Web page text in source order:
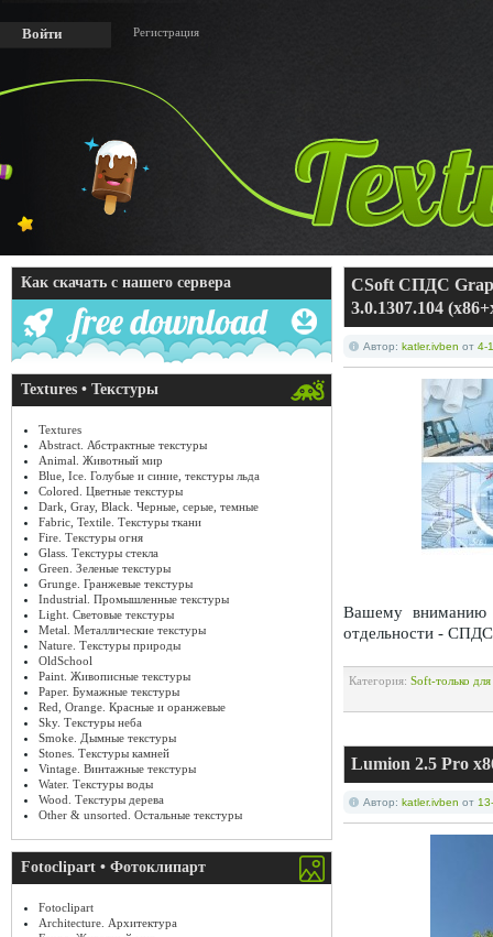
Войти Регистрация
Как скачать с нашего сервера
Textures • Текстуры
Textures
Abstract. Абстрактные текстуры
Animal. Животный мир
Blue, Ice. Голубые и синие, текстуры льда
Colored. Цветные текстуры
Dark, Gray, Black. Черные, серые, темные
Fabric, Textile. Текстуры ткани
Fire. Текстуры огня
Glass. Текстуры стекла
Green. Зеленые текстуры
Grunge. Гранжевые текстуры
Industrial. Промышленные текстуры
Light. Световые текстуры
Metal. Металлические текстуры
Nature. Текстуры природы
OldSchool
Paint. Живописные текстуры
Paper. Бумажные текстуры
Red, Orange. Красные и оранжевые
Sky. Текстуры неба
Smoke. Дымные текстуры
Stones. Текстуры камней
Vintage. Винтажные текстуры
Water. Текстуры воды
Wood. Текстуры дерева
Other & unsorted. Остальные текстуры
Fotoclipart • Фотоклипарт
Fotoclipart
Architecture. Архитектура
CSoft СПДС
3.0.1307.104
Автор: katler.ivben от 4-
Вашему вниманию
отдельности -
Категория: Soft-только
Lumion 2.5 Pro
Автор: katler.ivben от